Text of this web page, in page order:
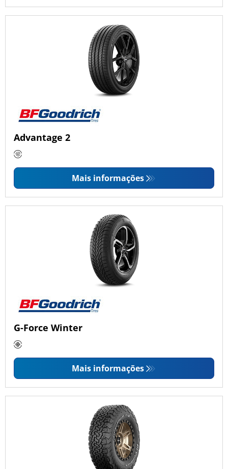
Advantage 2
Mais informações
G-Force Winter
Mais informações